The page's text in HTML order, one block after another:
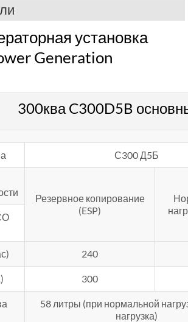
установка
Generation
300ква C300D5B
С300 Д5Б
Резервное копирование
(ESP)
240
300
58 литры (при нормальной
нагрузка)